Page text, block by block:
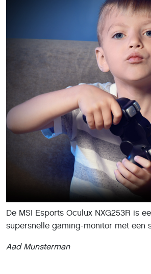
De MSI Esports Oculux NXG253R is
supersnelle gaming-monitor met een
Aad Munsterman